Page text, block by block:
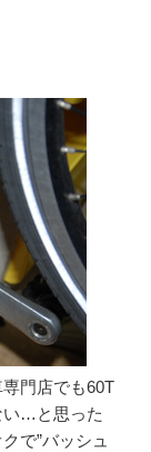
門店でも60T
い…と思った
で”バッシュ